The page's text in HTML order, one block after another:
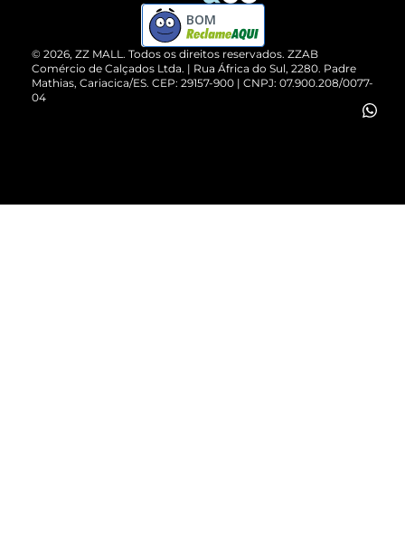
Cartão Presente
Vendas Corporativas
Compre pelo WhatsApp
© 2026, ZZ MALL. Todos os direitos reservados. ZZAB
Comércio de Calçados Ltda. | Rua África do Sul, 2280. Padre
Mathias, Cariacica/ES. CEP: 29157-900 | CNPJ: 07.900.208/0077-
04
BOM